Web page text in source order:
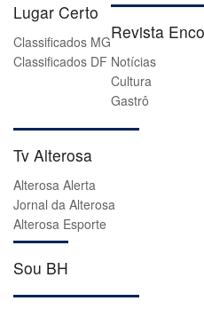
Lugar Certo
Classificados MG
Classificados DF
Revista
Notícias
Cultura
Gastrô
Tv Alterosa
Alterosa Alerta
Jornal da Alterosa
Alterosa Esporte
Sou BH